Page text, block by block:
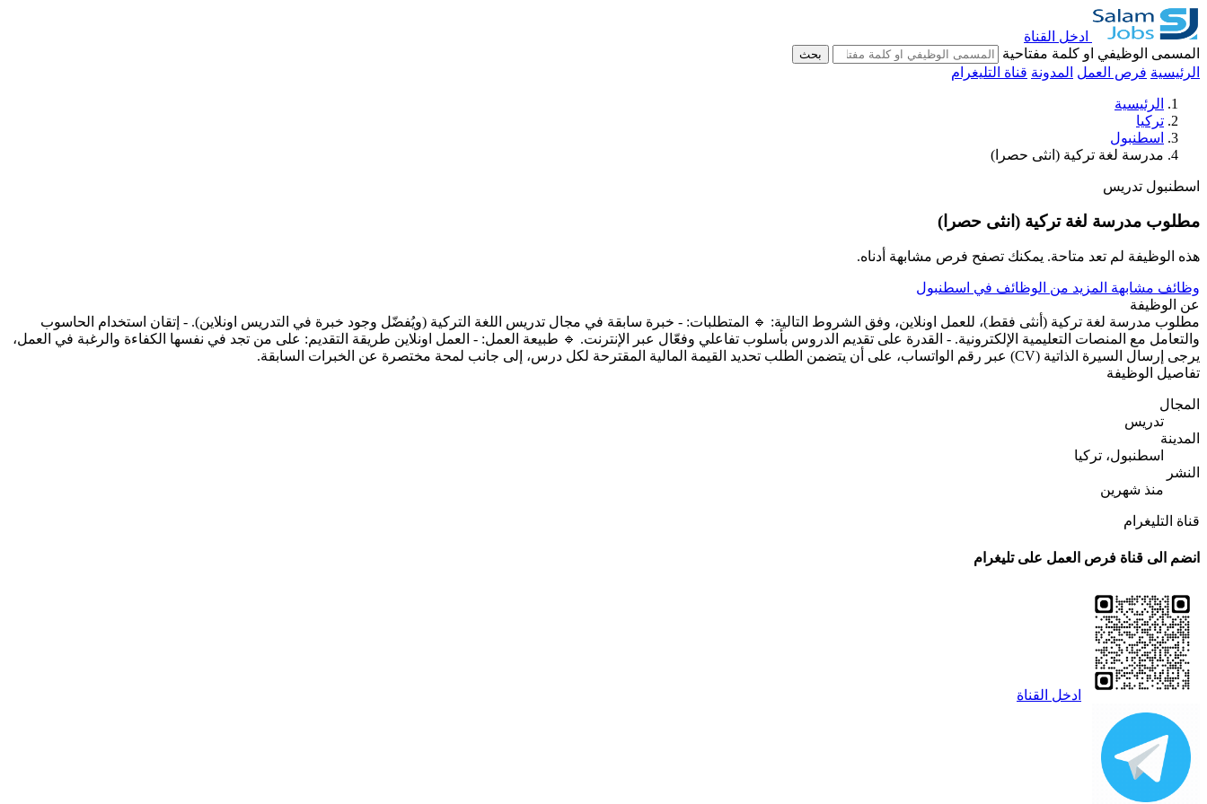
ادخل القناة
المسمى الوظيفي او كلمة مفتاحية
بحث
الرئيسية فرص العمل المدونة قناة التليغرام
الرئيسية
تركيا
اسطنبول
مدرسة لغة تركية (انثى حصرا)
اسطنبول تدريس
مطلوب مدرسة لغة تركية (انثى حصرا)
هذه الوظيفة لم تعد متاحة. يمكنك تصفح فرص مشابهة أدناه.
وظائف مشابهة المزيد من الوظائف في اسطنبول
عن الوظيفة
مطلوب مدرسة لغة تركية (أنثى فقط)، للعمل اونلاين، وفق الشروط التالية: 🔹 المتطلبات: - خبرة سابقة في مجال تدريس اللغة التركية (ويُفضّل وجود خبرة في التدريس اونلاين). - إتقان استخدام الحاسوب
والتعامل مع المنصات التعليمية الإلكترونية. - القدرة على تقديم الدروس بأسلوب تفاعلي وفعّال عبر الإنترنت. 🔹 طبيعة العمل: - العمل اونلاين طريقة التقديم: على من تجد في نفسها الكفاءة والرغبة في العمل،
يرجى إرسال السيرة الذاتية (CV) عبر رقم الواتساب، على أن يتضمن الطلب تحديد القيمة المالية المقترحة لكل درس، إلى جانب لمحة مختصرة عن الخبرات السابقة.
تفاصيل الوظيفة
المجال
تدريس
المدينة
اسطنبول، تركيا
النشر
منذ شهرين
قناة التليغرام
انضم الى قناة فرص العمل على تليغرام
ادخل القناة